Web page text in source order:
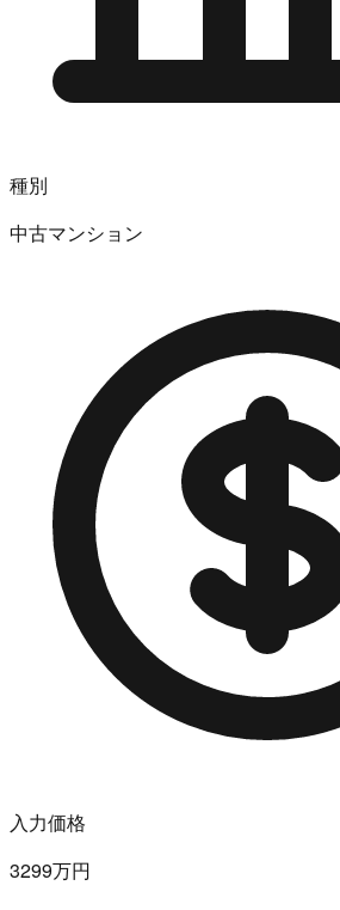
種別
中古マンション
入力価格
3299万円